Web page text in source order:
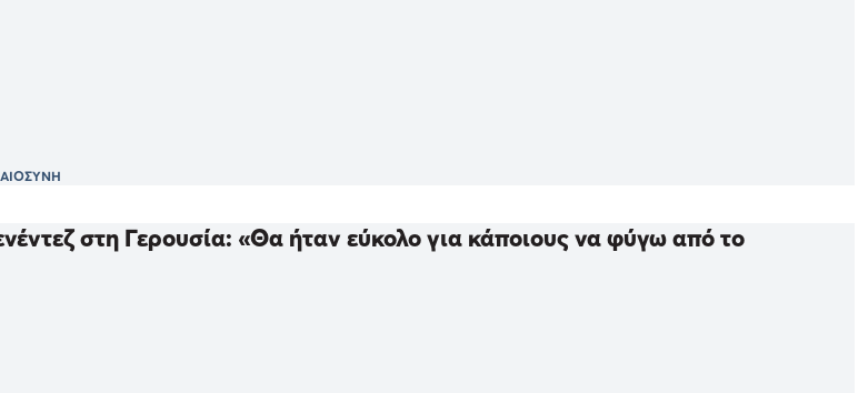
στη Γερουσία: «Θα ήταν εύκολο για κάποιους να φύγω από το